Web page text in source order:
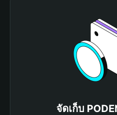
จัดเก็บ